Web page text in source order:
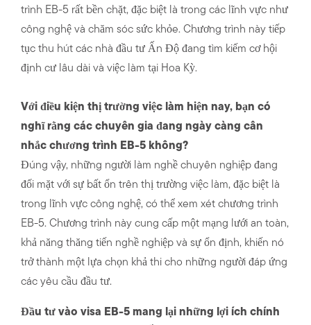
trình EB-5 rất bền chặt, đặc biệt là trong các lĩnh vực như
công nghệ và chăm sóc sức khỏe. Chương trình này tiếp
tục thu hút các nhà đầu tư Ấn Độ đang tìm kiếm cơ hội
định cư lâu dài và việc làm tại Hoa Kỳ.
Với điều kiện thị trường việc làm hiện nay, bạn có
nghĩ rằng các chuyên gia đang ngày càng cân
nhắc chương trình EB-5 không?
Đúng vậy, những người làm nghề chuyên nghiệp đang
đối mặt với sự bất ổn trên thị trường việc làm, đặc biệt là
trong lĩnh vực công nghệ, có thể xem xét chương trình
EB-5. Chương trình này cung cấp một mạng lưới an toàn,
khả năng thăng tiến nghề nghiệp và sự ổn định, khiến nó
trở thành một lựa chọn khả thi cho những người đáp ứng
các yêu cầu đầu tư.
Đầu tư vào visa EB-5 mang lại những lợi ích chính